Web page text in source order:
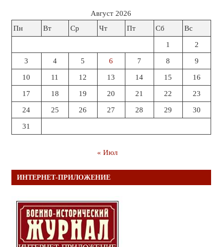
Август 2026
Пн
Вт Ср Чт Пт Сб Вс
1 2
3 4 5 6 7 8 9
10 11 12 13 14 15 16
17 18 19 20 21 22 23
24 25 26 27 28 29 30
31
« Июл
ИНТЕРНЕТ-ПРИЛОЖЕНИЕ